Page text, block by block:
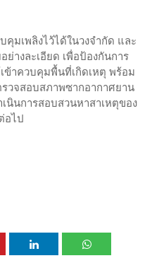
คุมเพลิงไว้ได้ในวงจำกัด และ
างละเอียด เพื่อป้องกันการ
าควบคุมพื้นที่เกิดเหตุ พร้อม
วจสอบสภาพซากอากาศยาน
นินการสอบสวนหาสาเหตุของ
อไป